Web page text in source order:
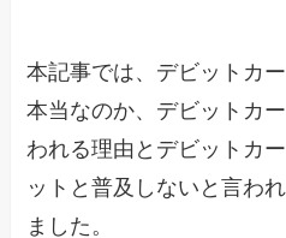
本記事では、デビットカ
本当なのか、デビットカ
われる理由とデビットカ
ットと普及しないと言わ
ました。